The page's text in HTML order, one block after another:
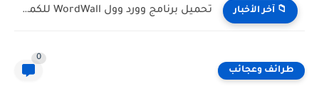
📁 آخر الأخبار تحميل برنامج وورد وول WordWall للكمبيوتر مجانا
طرائف وعجائب
0